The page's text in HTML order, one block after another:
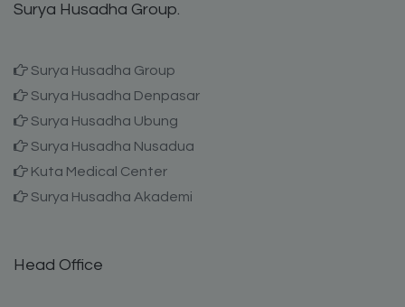
Surya Husadha Group.
Surya Husadha Group
Surya Husadha Denpasar
Surya Husadha Ubung
Surya Husadha Nusadua
Kuta Medical Center
Surya Husadha Akademi
Head Office